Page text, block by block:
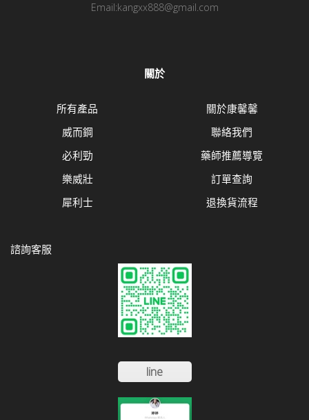
Email:kangxx888@gmail.com
關於
所有產品
威而鋼
必利勁
樂威壯
犀利士
關於康馨馨
聯絡我們
藥師推薦導覽
訂單查詢
退換貨流程
諮詢客服
line